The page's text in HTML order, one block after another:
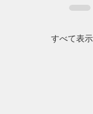
すべて表示